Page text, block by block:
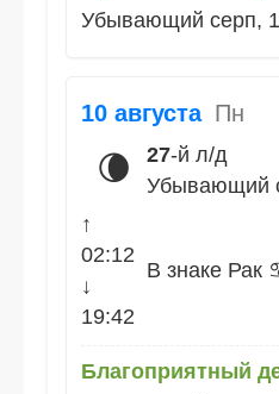
Убывающий серп,
10 августа Пн
🌘 27-й л/д
Убывающий
↑
02:12
↓
19:42
В знаке Рак
Благоприятный